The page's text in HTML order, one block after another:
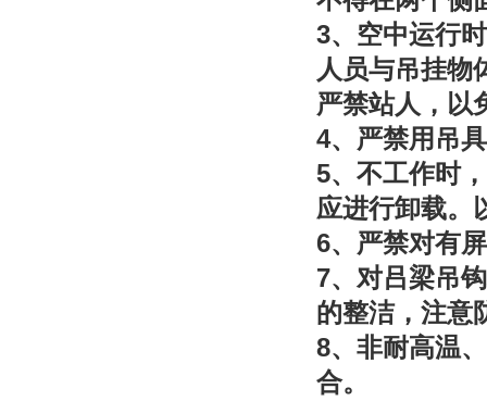
3、空中运行
人员与吊挂物
严禁站人，以
4、严禁用吊
5、不工作时
应进行卸载。
6、严禁对有
7、对吕梁吊
的整洁，注意
8、非耐高温
合。